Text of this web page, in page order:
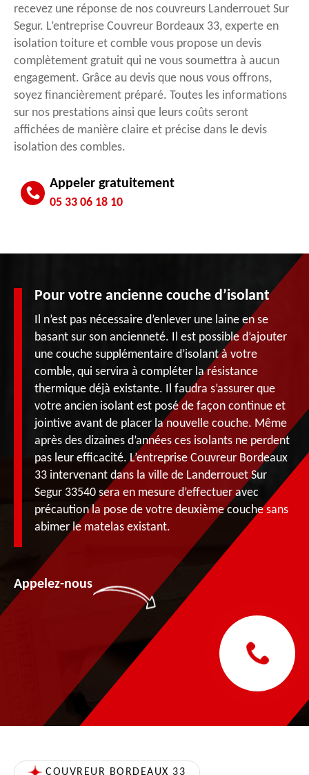
recevez une réponse de nos couvreurs Landerrouet Sur
Segur. L’entreprise Couvreur Bordeaux 33, experte en
isolation toiture et comble vous propose un devis
complètement gratuit qui ne vous soumettra à aucun
engagement. Grâce au devis que nous vous offrons,
soyez financièrement préparé. Toutes les informations
sur nos prestations ainsi que leurs coûts seront
affichées de manière claire et précise dans le devis
isolation des combles.
Appeler gratuitement
05 33 06 18 10
Pour votre ancienne couche d’isolant
Il n’est pas nécessaire d’enlever une laine en se
basant sur son ancienneté. Il est possible d’ajouter
une couche supplémentaire d’isolant à votre
comble, qui servira à compléter la résistance
thermique déjà existante. Il faudra s’assurer que
votre ancien isolant est posé de façon continue et
jointive avant de placer la nouvelle couche. Même
après des dizaines d’années ces isolants ne perdent
pas leur efficacité. L’entreprise Couvreur Bordeaux
33 intervenant dans la ville de Landerrouet Sur
Segur 33540 sera en mesure d’effectuer avec
précaution la pose de votre deuxième couche sans
abimer le matelas existant.
Appelez-nous
COUVREUR BORDEAUX 33